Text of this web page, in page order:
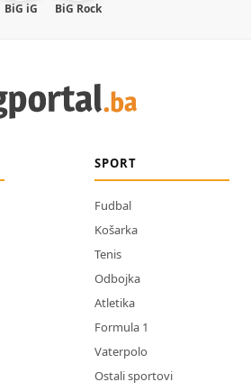
BiG iG BiG Rock
SPORT
Fudbal
Košarka
Tenis
Odbojka
Atletika
Formula 1
Vaterpolo
Ostali sportovi